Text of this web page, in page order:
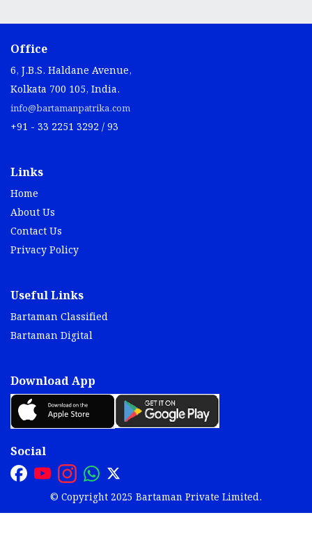
Office
6, J.B.S. Haldane Avenue,
Kolkata 700 105, India.
info@bartamanpatrika.com
+91 - 33 2251 3292 / 93
Links
Home
About Us
Contact Us
Privacy Policy
Useful Links
Bartaman Classified
Bartaman Digital
Download App
Social
© Copyright 2025 Bartaman Private Limited.